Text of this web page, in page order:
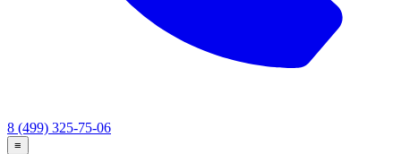
8 (499) 325-75-06
≡